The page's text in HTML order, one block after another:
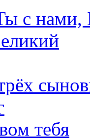
с нами,
тебя